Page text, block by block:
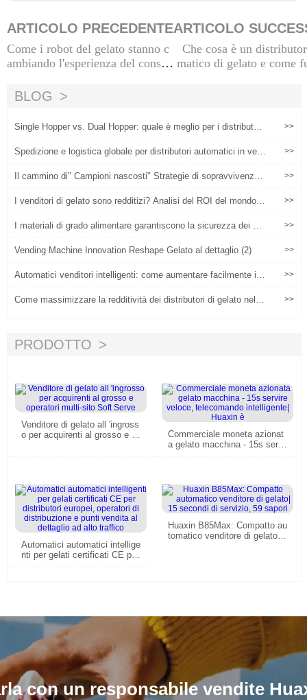
ARTICOLO PRECEDENTE
Come i robot del gelato stanno c
ambiando l'esperienza del consu
egli aeroporti e nelle aree turistic
ARTICOLO
Che cosa è un
matico di gelato e come
BLOG
Single Hopper vs. Dual Hopper: quale è meglio per i distributori
>>
Spedizione e logistica globale per distributori automatici in ven
>>
Il cammino di" Campioni nascosti" Strategie di sopravvivenza
>>
I venditori di gelato sono redditizi? Analisi del ROI del mondo r
>>
I materiali di grado alimentare garantiscono la sicurezza dei dis
>>
Vending Machine Innovation Reshape Gelato al dettaglio (2) >>
Automatici venditori intelligenti: come aumentare facilmente i p
>>
Come massimizzare la redditività dei distributori di gelato nel 2
>>
PRODOTTO
Venditore di gelato all 'ingross
o per acquirenti al grosso e o
Commerciale moneta azionat
a gelato macchina - 15s servi
Automatici automatici intellige
nti per gelati certificati CE per
Huaxin B85Max: Compatto au
tomatico venditore di gelato| 1
con un responsabile vendite